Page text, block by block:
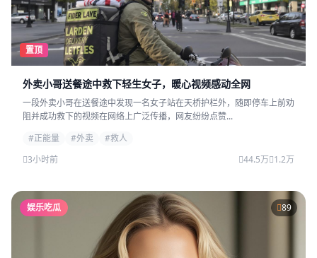
置顶
外卖小哥送餐途中救下轻生女子，暖心视频感动全网
一段外卖小哥在送餐途中发现一名女子站在天桥护栏外，随即停车上前劝
阻并成功救下的视频在网络上广泛传播，网友纷纷点赞...
#正能量
#外卖
#救人
3小时前
44.5万 1.2万
娱乐吃瓜 89